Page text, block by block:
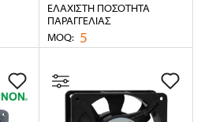
ΕΛΆΧΙΣΤΗ ΠΟΣΌΤΗΤΑ
ΠΑΡΑΓΓΕΛΊΑΣ
MOQ: 5